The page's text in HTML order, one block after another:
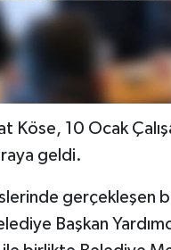
Köse, 10 Ocak
geldi.
gerçekleşen
Başkan